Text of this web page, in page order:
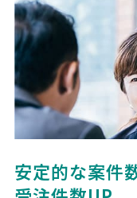
安定的な案件
製造会社
総額予算 相談
[依頼・相談したい業務
容] 女性の下着販売事業
造についてご相談させて
[納期] [その他ご質問、
場】樹
製造会社 >